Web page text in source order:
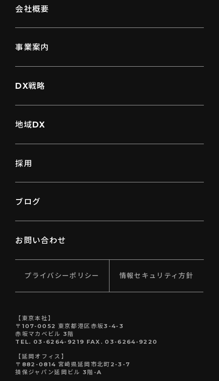
会社概要
事業案内
DX戦略
地域DX
採用
ブログ
お問い合わせ
プライバシーポリシー 情報セキュリティ方針
【東京本社】
〒107-0052 東京都港区赤坂3-4-3
赤坂マカベビル 3階
TEL. 03-6264-9219 FAX. 03-6264-9220
【延岡オフィス】
〒882-0814 宮崎県延岡市北町2-3-7
損保ジャパン延岡ビル 3階-A